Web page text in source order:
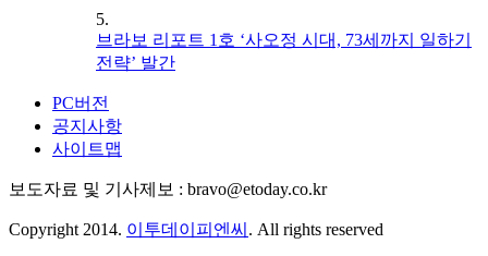
5.
브라보 리포트 1호 ‘사오정 시대, 73세까지 일하기
전략’ 발간
PC버전
공지사항
사이트맵
보도자료 및 기사제보 : bravo@etoday.co.kr
Copyright 2014. 이투데이피엔씨 . All rights reserved